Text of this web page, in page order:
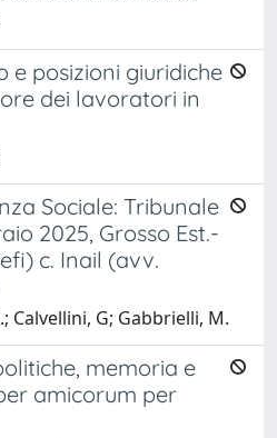
posizioni giuridiche
dei lavoratori in
Sociale: Tribunale
2025, Grosso Est.-
c. Inail (avv.
Calvellini, G; Gabbrielli, M.
memoria e
amicorum per